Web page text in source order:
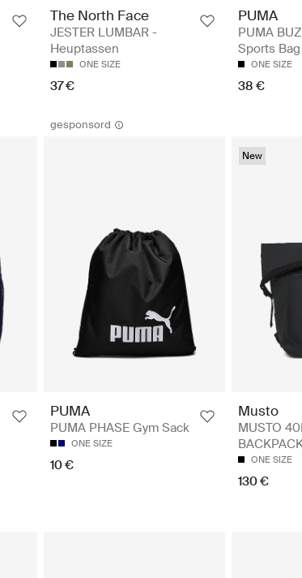
The North Face
JESTER LUMBAR -
Heuptassen
ONE SIZE
37 €
PUMA
PUMA
Sports
ONE SIZE
38 €
gesponsord
PUMA
PUMA PHASE Gym Sack
ONE SIZE
10 €
New
Musto
MUSTO
ONE SIZE
130 €